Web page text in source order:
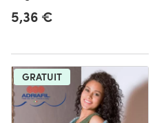
5,36 €
GRATUIT